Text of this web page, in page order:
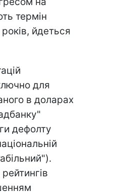
термін
йдеться
для
в доларах
дефолту